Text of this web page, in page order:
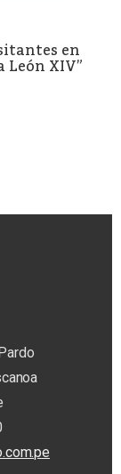
en
León XIV”